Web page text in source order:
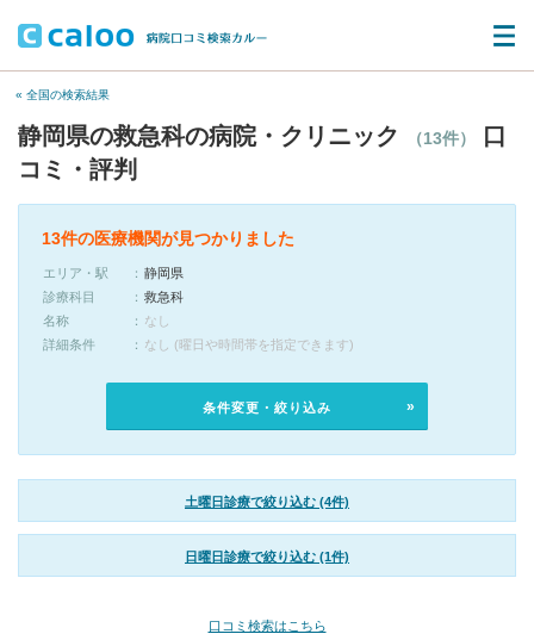
« 全国の検索結果
静岡県の救急科の病院・クリニック （13件）
口
コミ・評判
13件の医療機関が見つかりました
エリア・駅
静岡県
診療科目
救急科
名称
なし
詳細条件
なし (曜日や時間帯を指定できます)
条件変更・絞り込み
土曜日診療で絞り込む (4件)
日曜日診療で絞り込む (1件)
口コミ検索はこちら